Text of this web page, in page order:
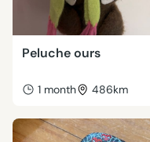
Peluche ours
1 month 486km